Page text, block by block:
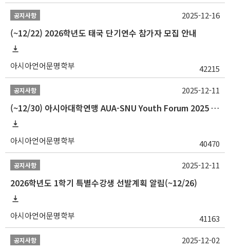
공지사항
(~12/22) 2026학년도 태국 단기연수 참가자 모집 안내
아시아언어문명학부 42215
2025-12-16
공지사항
(~12/30) 아시아대학연맹 AUA-SNU Youth Forum 2025 참가자 선발 안내
아시아언어문명학부 40470
2025-12-11
공지사항
2026학년도 1학기 특별수강생 선발계획 알림(~12/26)
아시아언어문명학부 41163
2025-12-11
공지사항 2025-12-02